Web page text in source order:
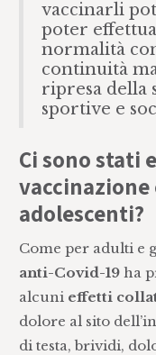
vaccinarli
poter
normalità
continuità
ripresa della
sportive e
Ci sono stati
adolescenti?
Come per adulti e
anti-Covid-19 ha
alcuni effetti
dolore al sito
di testa, brividi,